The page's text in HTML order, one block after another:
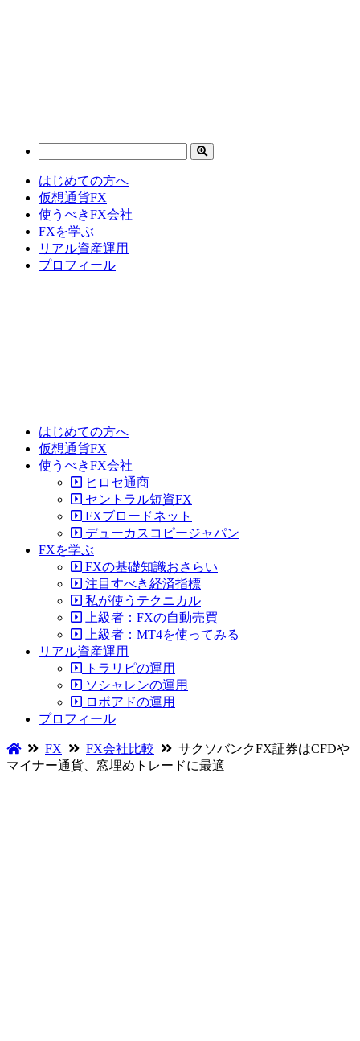
はじめての方へ
仮想通貨FX
使うべきFX会社
FXを学ぶ
リアル資産運用
プロフィール
はじめての方へ
仮想通貨FX
使うべきFX会社
ヒロセ通商
セントラル短資FX
FXブロードネット
デューカスコピージャパン
FXを学ぶ
FXの基礎知識おさらい
注目すべき経済指標
私が使うテクニカル
上級者：FXの自動売買
上級者：MT4を使ってみる
リアル資産運用
トラリピの運用
ソシャレンの運用
ロボアドの運用
プロフィール
FX FX会社比較
サクソバンクFX証券はCFDや
マイナー通貨、窓埋めトレードに最適